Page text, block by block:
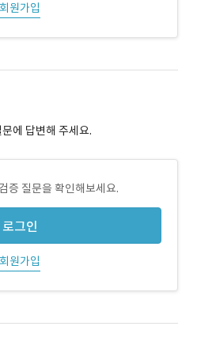
회원가입
에 답변해 주세요.
증 질문을 확인해보세요.
로그인
회원가입